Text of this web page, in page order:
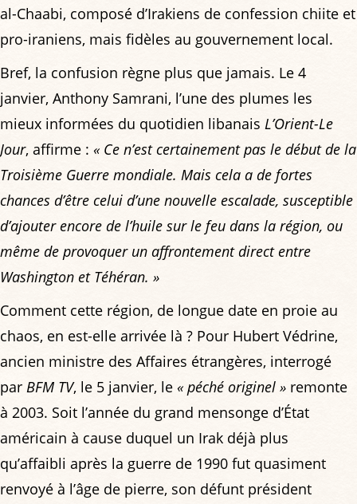
al-Chaabi, composé d’Irakiens de confession chiite et
pro-iraniens, mais fidèles au gouvernement local.
Bref, la confusion règne plus que jamais. Le 4
janvier, Anthony Samrani, l’une des plumes les
mieux informées du quotidien libanais L’Orient-Le
Jour, affirme : « Ce n’est certainement pas le début de la
Troisième Guerre mondiale. Mais cela a de fortes
chances d’être celui d’une nouvelle escalade, susceptible
d’ajouter encore de l’huile sur le feu dans la région, ou
même de provoquer un affrontement direct entre
Washington et Téhéran. »
Comment cette région, de longue date en proie au
chaos, en est-elle arrivée là ? Pour Hubert Védrine,
ancien ministre des Affaires étrangères, interrogé
par BFM TV, le 5 janvier, le « péché originel » remonte
à 2003. Soit l’année du grand mensonge d’État
américain à cause duquel un Irak déjà plus
qu’affaibli après la guerre de 1990 fut quasiment
renvoyé à l’âge de pierre, son défunt président